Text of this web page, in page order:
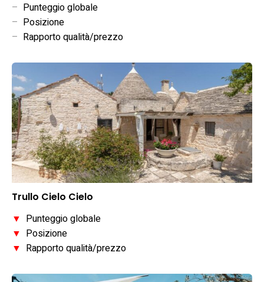
– Punteggio globale
– Posizione
– Rapporto qualità/prezzo
Trullo Cielo Cielo
▼ Punteggio globale
▼ Posizione
▼ Rapporto qualità/prezzo